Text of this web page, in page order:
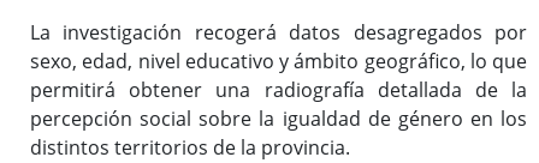
La investigación recogerá datos desagregados por
sexo, edad, nivel educativo y ámbito geográfico, lo que
permitirá obtener una radiografía detallada de la
percepción social sobre la igualdad de género en los
distintos territorios de la provincia.